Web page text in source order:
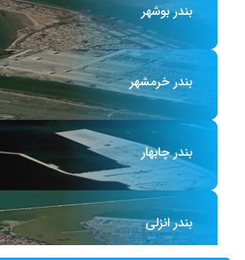
بندر بوشهر
بندر خرمشهر
بندر چابهار
بندر انزلی